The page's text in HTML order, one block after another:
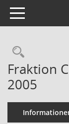
Toggle navigation
Fraktion
2005